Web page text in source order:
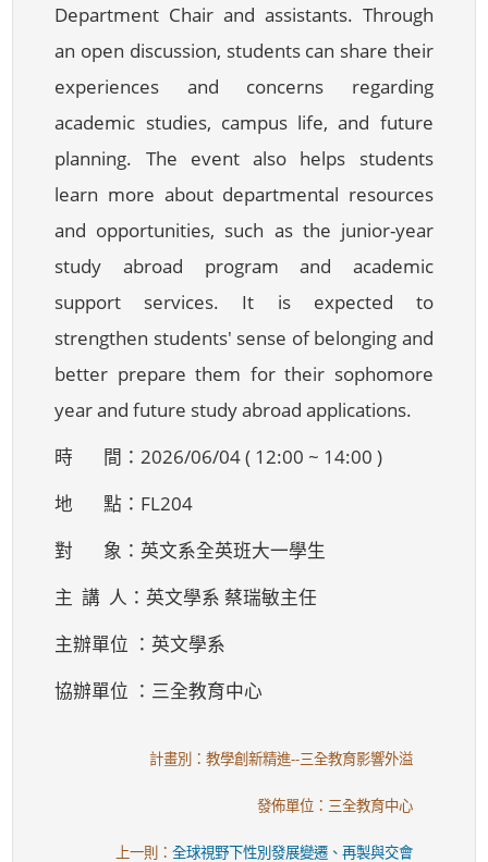
Department Chair and assistants. Through
an open discussion, students can share their
experiences and concerns regarding
academic studies, campus life, and future
planning. The event also helps students
learn more about departmental resources
and opportunities, such as the junior-year
study abroad program and academic
support services. It is expected to
strengthen students' sense of belonging and
better prepare them for their sophomore
year and future study abroad applications.
時 間：2026/06/04 ( 12:00 ~ 14:00 )
地 點：FL204
對 象：英文系全英班大一學生
主 講 人：英文學系 蔡瑞敏主任
主辦單位 ：英文學系
協辦單位 ：三全教育中心
計畫別：教學創新精進--三全教育影響外溢
發佈單位：三全教育中心
上一則：全球視野下性別發展變遷、再製與交會